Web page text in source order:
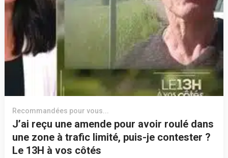
Recommandées pour vous...
J’ai reçu une amende pour avoir roulé dans
une zone à trafic limité, puis-je contester ?
Le 13H à vos côtés